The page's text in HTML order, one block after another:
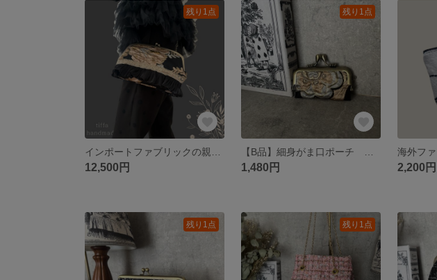
残り1点
12,500円
残り1点
1,480円 2,200円
残り1点 残り1点